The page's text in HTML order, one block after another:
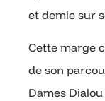
et demie sur
Cette marge
de son
Dames Dialou